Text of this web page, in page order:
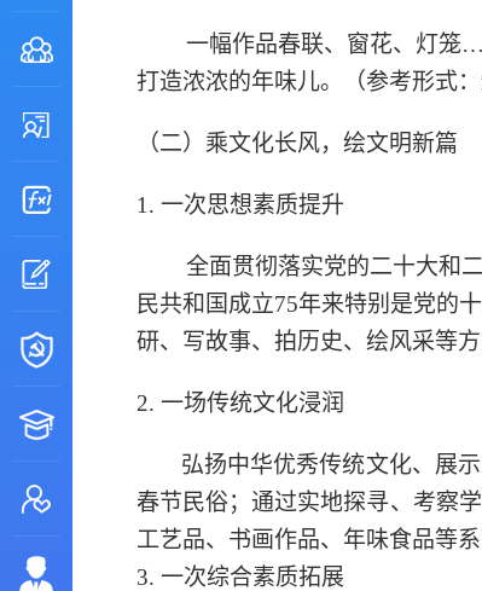
一幅作品春联、窗花、灯笼
打造浓浓的年味儿。（参考形式
（二）乘文化长风，绘文明新篇
1. 一次思想素质提升
全面贯彻落实党的二十大和
民共和国成立75年来特别是党的
研、写故事、拍历史、绘风采等
2. 一场传统文化浸润
弘扬中华优秀传统文化、展
春节民俗；通过实地探寻、考察
工艺品、书画作品、年味食品等
3. 一次综合素质拓展